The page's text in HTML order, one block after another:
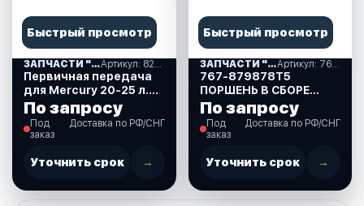
Быстрый просмотр
ЗАПЧАСТИ "MERCURY-25" США (05) Артикул: 823809 2
Первичная передача
для Mercury 20-25 л.с.
(823809 2)
По запросу
Под
заказ
Доставка по РФ/СНГ
Уточнить срок →
Быстрый просмотр
ЗАПЧАСТИ "MERCURY-25" США (05) Артикул: 767-879878T5
767-879878T5
ПОРШЕНЬ В СБОРЕ
(PISTON ASSY)
По запросу
Под
заказ
Доставка по РФ/СНГ
Уточнить срок →